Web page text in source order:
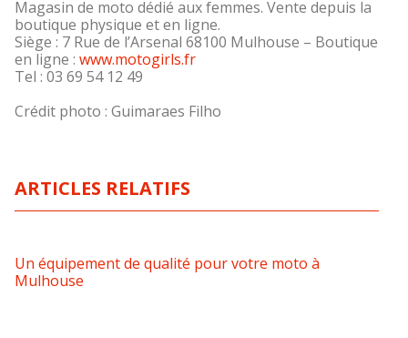
Magasin de moto dédié aux femmes. Vente depuis la
boutique physique et en ligne.
Siège : 7 Rue de l’Arsenal 68100 Mulhouse – Boutique
en ligne : www.motogirls.fr
Tel : 03 69 54 12 49
Crédit photo : Guimaraes Filho
ARTICLES RELATIFS
Un équipement de qualité pour votre moto à
Mulhouse